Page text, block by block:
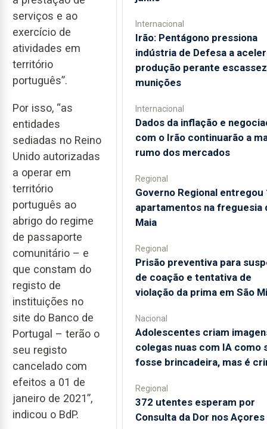
serviços e ao
exercício de
atividades em
território
português”.
Por isso, “as
entidades
sediadas no Reino
Unido autorizadas
a operar em
território
português ao
abrigo do regime
de passaporte
comunitário – e
que constam do
registo de
instituições no
site do Banco de
Portugal – terão o
seu registo
cancelado com
efeitos a 01 de
janeiro de 2021”,
indicou o BdP.
Internacional
Irão: Pentágono pressiona
indústria de Defesa a
produção perante
munições
Internacional
Dados da inflação e
com o Irão continuarão a
rumo dos mercados
Regional
Governo Regional entregou
apartamentos na freguesia
Maia
Regional
Prisão preventiva para
de coação e tentativa de
violação da prima em São
Nacional
Adolescentes criam
colegas nuas com IA como
fosse brincadeira, mas é
Regional
372 utentes esperam por
Consulta da Dor nos Açores